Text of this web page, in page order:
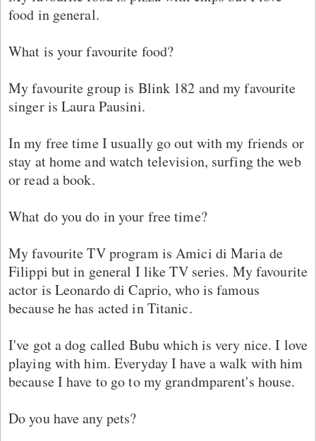
food in general.
What is your favourite food?
My favourite group is Blink 182 and my favourite
singer is Laura Pausini.
In my free time I usually go out with my friends or
stay at home and watch television, surfing the web
or read a book.
What do you do in your free time?
My favourite TV program is Amici di Maria de
Filippi but in general I like TV series. My favourite
actor is Leonardo di Caprio, who is famous
because he has acted in Titanic.
I've got a dog called Bubu which is very nice. I love
playing with him. Everyday I have a walk with him
because I have to go to my grandmparent's house.
Do you have any pets?